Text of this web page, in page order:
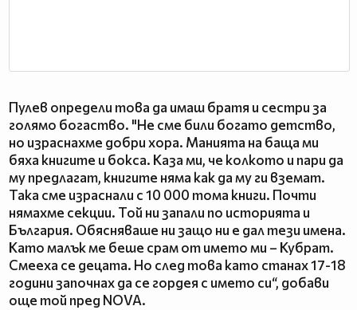
Пулев определи това да имаш братя и сестри за
голямо богаство. "Не сме били богато детство,
но израснахме добри хора. Манията на баща ми
бяха книгите и бокса. Каза ми, че колкото и пари да
му предлагат, книгите няма как да му ги вземат.
Така сме израснали с 10 000 тома книги. Почти
нямахме секции. Той ни запали по историята и
България. Обясняваше ни защо ни е дал тези имена.
Като малък ме беше срам от името ми – Кубрат.
Смееха се децата. Но след това като станах 17-18
години започнах да се гордея с името си“, добави
още той пред NOVA.